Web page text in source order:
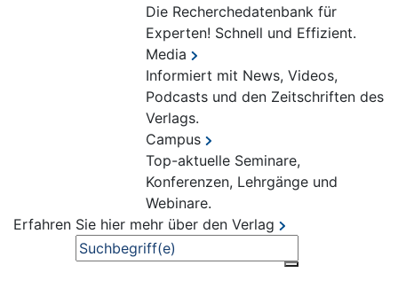
Die Recherchedatenbank für
Experten! Schnell und Effizient.
Media
Informiert mit News, Videos,
Podcasts und den Zeitschriften des
Verlags.
Campus
Top-aktuelle Seminare,
Konferenzen, Lehrgänge und
Webinare.
Erfahren Sie hier mehr über den Verlag
Suche